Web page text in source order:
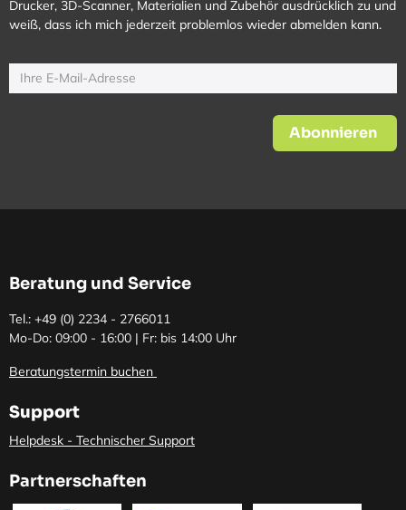
Drucker, 3D-Scanner, Materialien und Zubehör ausdrücklich zu und
weiß, dass ich mich jederzeit problemlos wieder abmelden kann.
Abonnieren
Beratung und Service
Tel.: +49 (0) 2234 - 2766011
Mo-Do: 09:00 - 16:00 | Fr: bis 14:00 Uhr
Beratungstermin buchen
Support
Helpdesk - Technischer Support
Partnerschaften